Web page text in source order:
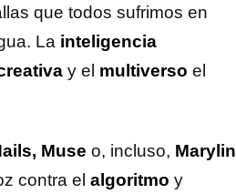
que todos sufrimos en
La inteligencia
y el multiverso el
Muse o, incluso, Marylin
contra el algoritmo y